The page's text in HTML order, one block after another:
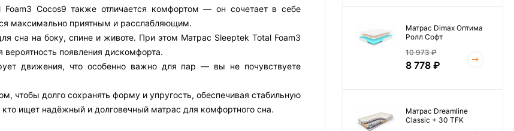
Cocos9 также отличается комфортом — он сочетает в себе
максимально приятным и расслабляющим.
сна на боку, спине и животе. При этом Матрас Sleeptek Total Foam3
появления дискомфорта.
движения, что особенно важно для пар — вы не почувствуете
чтобы долго сохранять форму и упругость, обеспечивая стабильную
ищет надёжный и долговечный матрас для комфортного сна.
Матрас Dimax Оптима
Ролл Софт
10 973₽
8 778 ₽
Матрас Dreamline
Classic + 30 TFK